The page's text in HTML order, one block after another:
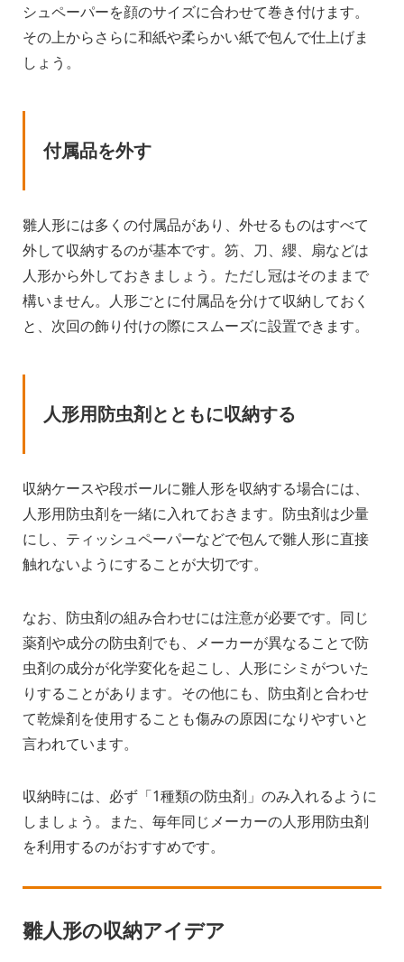
シュペーパーを顔のサイズに合わせて巻き付けます。
その上からさらに和紙や柔らかい紙で包んで仕上げま
しょう。
付属品を外す
雛人形には多くの付属品があり、外せるものはすべて
外して収納するのが基本です。笏、刀、纓、扇などは
人形から外しておきましょう。ただし冠はそのままで
構いません。人形ごとに付属品を分けて収納しておく
と、次回の飾り付けの際にスムーズに設置できます。
人形用防虫剤とともに収納する
収納ケースや段ボールに雛人形を収納する場合には、
人形用防虫剤を一緒に入れておきます。防虫剤は少量
にし、ティッシュペーパーなどで包んで雛人形に直接
触れないようにすることが大切です。
なお、防虫剤の組み合わせには注意が必要です。同じ
薬剤や成分の防虫剤でも、メーカーが異なることで防
虫剤の成分が化学変化を起こし、人形にシミがついた
りすることがあります。その他にも、防虫剤と合わせ
て乾燥剤を使用することも傷みの原因になりやすいと
言われています。
収納時には、必ず「1種類の防虫剤」のみ入れるように
しましょう。また、毎年同じメーカーの人形用防虫剤
を利用するのがおすすめです。
雛人形の収納アイデア